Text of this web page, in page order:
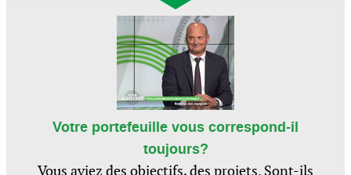
Votre portefeuille vous correspond-il
toujours?
Vous aviez des objectifs, des projets. Sont-ils